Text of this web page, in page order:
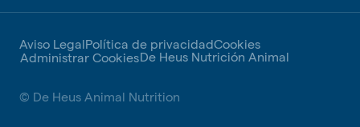
Aviso LegalPolítica de privacidadCookies
Administrar CookiesDe Heus Nutrición Animal
© De Heus Animal Nutrition